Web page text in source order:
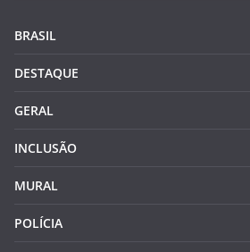
BRASIL
DESTAQUE
GERAL
INCLUSÃO
MURAL
POLÍCIA